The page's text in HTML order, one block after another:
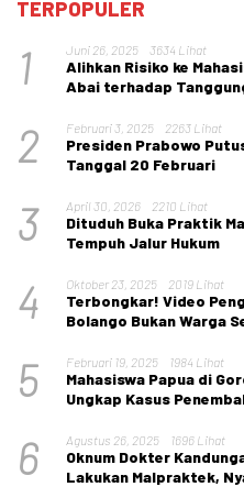
TERPOPULER
1 Juni 26, 2025 3634 Lihat
Alihkan Risiko ke
Abai terhadap
2 Februari 3, 2025 2263 Lihat
Presiden Prabowo
Tanggal 20 Februari
3 April 30, 2026 2210 Lihat
Dituduh Buka Praktik
Tempuh Jalur Hukum
4 Oktober 23, 2025 2019 Lihat
Terbongkar! Video
Bolango Bukan Warga
5 Februari 19, 2025 1984 Lihat
Mahasiswa Papua di
Ungkap Kasus
6 Agustus 26, 2025 1696 Lihat
Oknum Dokter
Lakukan Malpraktek,